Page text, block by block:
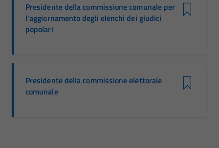
Presidente della commissione comunale per
l'aggiornamento degli elenchi dei giudici
popolari
Presidente della commissione elettorale
comunale